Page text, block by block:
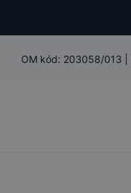
OM kód: 203058/013